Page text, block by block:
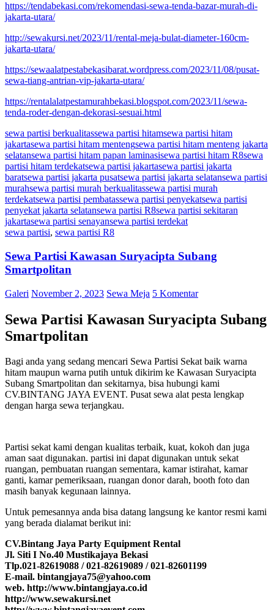
https://tendabekasi.com/rekomendasi-sewa-tenda-bazar-murah-di-
jakarta-utara/
http://sewakursi.net/2023/11/rental-meja-bulat-diameter-160cm-
jakarta-utara/
https://sewaalatpestabekasibarat.wordpress.com/2023/11/08/pusat-
sewa-tiang-antrian-vip-jakarta-utara/
https://rentalalatpestamurahbekasi.blogspot.com/2023/11/sewa-
tenda-roder-dengan-dekorasi-sesuai.html
sewa partisi berkualitassewa partisi hitamsewa partisi hitam
jakartasewa partisi hitam mentengsewa partisi hitam menteng jakarta
selatansewa partisi hitam papan laminasisewa partisi hitam R8sewa
partisi hitam terdekatsewa partisi jakartasewa partisi jakarta
baratsewa partisi jakarta pusatsewa partisi jakarta selatansewa partisi
murahsewa partisi murah berkualitassewa partisi murah
terdekatsewa partisi pembatassewa partisi penyekatsewa partisi
penyekat jakarta selatansewa partisi R8sewa partisi sekitaran
jakartasewa partisi senayansewa partisi terdekat
sewa partisi, sewa partisi R8
Sewa Partisi Kawasan Suryacipta Subang
Smartpolitan
Galeri November 2, 2023 Sewa Meja 5 Komentar
Sewa Partisi Kawasan Suryacipta Subang
Smartpolitan
Bagi anda yang sedang mencari Sewa Partisi Sekat baik warna
hitam maupun warna putih untuk dikirim ke Kawasan Suryacipta
Subang Smartpolitan dan sekitarnya, bisa hubungi kami
CV.BINTANG JAYA EVENT. Pusat sewa alat pesta lengkap
dengan harga sewa terjangkau.
Partisi sekat kami dengan kualitas terbaik, kuat, kokoh dan juga
aman saat digunakan. partisi ini dapat digunakan untuk sekat
ruangan, pembuatan ruangan sementara, kamar istirahat, kamar
ganti, kamar pemeriksaan, ruangan donor darah, booth foto dan
masih banyak kegunaan lainnya.
Untuk pemesannya anda bisa datang langsung ke kantor resmi kami
yang berada dialamat berikut ini:
CV.Bintang Jaya Party Equipment Rental
Jl. Siti I No.40 Mustikajaya Bekasi
Tlp.021-82619088 / 021-82619089 / 021-82601199
E-mail. bintangjaya75@yahoo.com
web. http://www.bintangjaya.co.id
http://www.sewakursi.net